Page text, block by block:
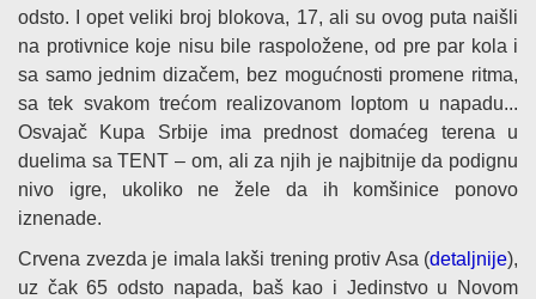
odsto. I opet veliki broj blokova, 17, ali su ovog puta naišli
na protivnice koje nisu bile raspoložene, od pre par kola i
sa samo jednim dizačem, bez mogućnosti promene ritma,
sa tek svakom trećom realizovanom loptom u napadu...
Osvajač Kupa Srbije ima prednost domaćeg terena u
duelima sa TENT – om, ali za njih je najbitnije da podignu
nivo igre, ukoliko ne žele da ih komšinice ponovo
iznenade.
Crvena zvezda je imala lakši trening protiv Asa (detaljnije),
uz čak 65 odsto napada, baš kao i Jedinstvo u Novom